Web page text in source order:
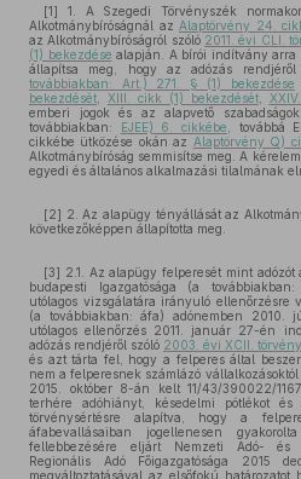
[1] 1. A Szegedi Törvényszék
Alkotmánybíróságnál az Alaptörvény 24.
az Alkotmánybíróságról szóló 2011. évi CLI.
(1) bekezdése alapján. A bírói indítvány arra
állapítsa meg, hogy az adózás rendjéről
továbbiakban: Art.) 271. § (1) bekezdése
bekezdését
XIII. cikk (1) bekezdését,
emberi jogok és az alapvető
továbbiakban:
EJEE) 6. cikkébe , továbbá
cikkébe ütközése okán az Alaptörvény Q)
Alkotmánybíróság semmisítse meg. A
egyedi és általános alkalmazási tilalmának
[2] 2. Az alapügy tényállását az
következőképpen állapította meg.
[3] 2.1. Az alapügy felperesét mint
budapesti Igazgatósága (a
utólagos vizsgálatára irányuló ellenőrzésre
(a továbbiakban: áfa) adónemben 2010.
utólagos ellenőrzés 2011. január 27-én
adózás rendjéről szóló 2003. évi XCII.
és azt tárta fel, hogy a felperes által
nem a felperesnek számlázó
2015. október 8-án kelt 11/43/390022/
terhére adóhiányt, késedelmi pótlékot
törvénysértésre alapítva, hogy a
áfabevallásaiban jogellenesen
fellebbezésére eljárt Nemzeti Adó- és
Regionális Adó Főigazgatósága 2015
megváltoztatásával az elsőfokú határozatot